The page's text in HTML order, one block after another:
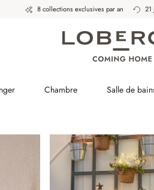
8 collections exclusives par an 21
Chambre Salle de